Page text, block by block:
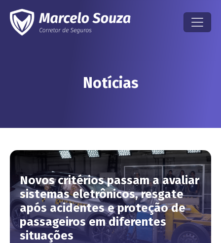
Notícias
Novos critérios passam a avaliar
sistemas eletrônicos, resgate
após acidentes e proteção de
passageiros em diferentes
situações